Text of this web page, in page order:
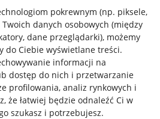
pokrewnym (np. piksele,
danych osobowych (między
dane przeglądarki), możemy
do Ciebie wyświetlane treści.
informacji na
dostęp do nich i przetwarzanie
profilowania, analiz rynkowych i
że łatwiej będzie odnaleźć Ci w
szukasz i potrzebujesz.